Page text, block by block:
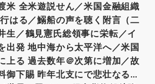
米 全米遊説せん／米国金融組織
はる／鰯船の声を聴く附言（二
生／鶴見憲氏総領事に栄転／イ
出発 地中海から太平洋へ／米国
上る 過去数年＠次第に増加／故
御下賜 昨年北支にで悲壮なる…